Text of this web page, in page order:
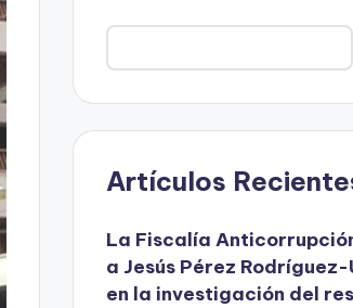
Artículos
La Fiscalía
a Jesús Pérez
en la investigación del